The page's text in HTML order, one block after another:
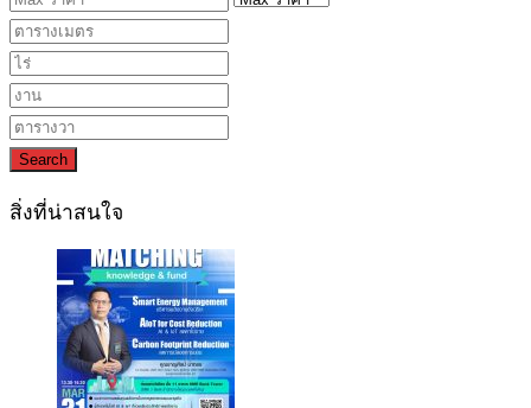
Search
สิ่งที่น่าสนใจ